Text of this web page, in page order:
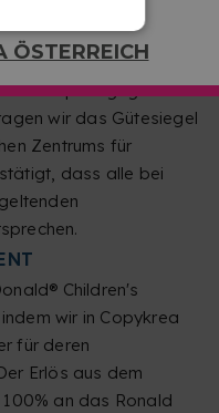
ÖSTERREICH
Entsorgung
als Respekt gegenüber
wir das Gütesiegel
Zentrums für
dass alle bei
Children's
wir in Copykrea
für deren
Erlös aus dem
an das Ronald